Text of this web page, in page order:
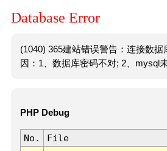
Database Error
(1040) 365建站错误警告：连接数据
因：1、数据库密码不对; 2、mysql未
PHP Debug
No. File